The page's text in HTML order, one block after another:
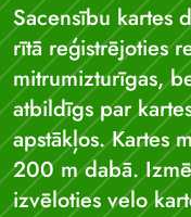
Sacensību kartes
rītā reģistrējoties
mitrumizturīgas,
atbildīgs par
apstākļos. Kartes
200 m dabā.
izvēloties velo